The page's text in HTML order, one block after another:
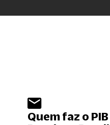
Quem faz o